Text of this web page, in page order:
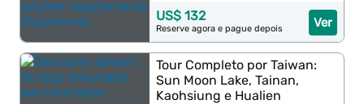
Ver
US$ 132
Reserve agora e pague depois
Tour Completo por Taiwan:
Sun Moon Lake, Tainan,
Kaohsiung e Hualien